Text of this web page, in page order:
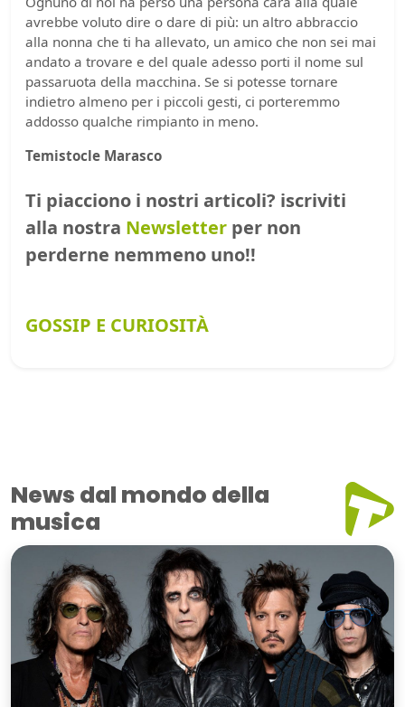
avrebbe voluto dire o dare di più: un altro abbraccio
alla nonna che ti ha allevato, un amico che non sei mai
andato a trovare e del quale adesso porti il nome sul
passaruota della macchina. Se si potesse tornare
indietro almeno per i piccoli gesti, ci porteremmo
addosso qualche rimpianto in meno.
Temistocle Marasco
Ti piacciono i nostri articoli? iscriviti
alla nostra Newsletter per non
perderne nemmeno uno!!
GOSSIP E CURIOSITÀ
News dal mondo della
musica